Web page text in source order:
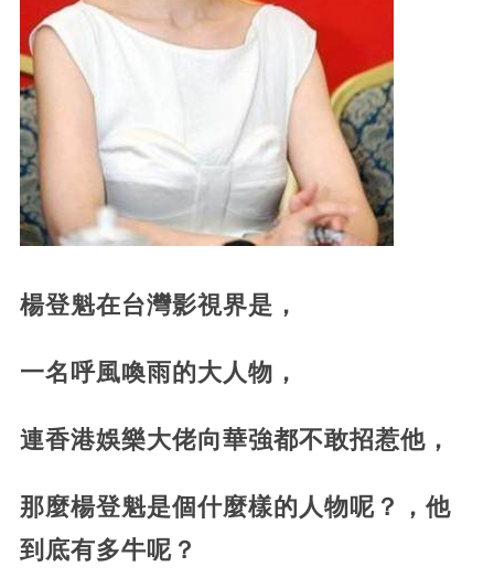
楊登魁在台灣影視界是，
一名呼風喚雨的大人物，
連香港娛樂大佬向華強都不敢招惹他，
那麼楊登魁是個什麼樣的人物呢？，他
到底有多牛呢？